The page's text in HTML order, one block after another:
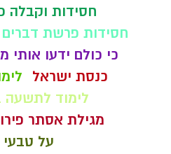
חסידות
חסידות פרשת דברים
כי כולם ידעו אותי
כנסת ישראל
לימוד
מגילת אסתר
על